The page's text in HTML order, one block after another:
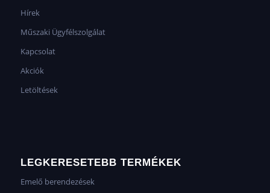
Hírek
Műszaki Ügyfélszolgálat
Kapcsolat
Akciók
Letöltések
LEGKERESETEBB TERMÉKEK
Emelő berendezések